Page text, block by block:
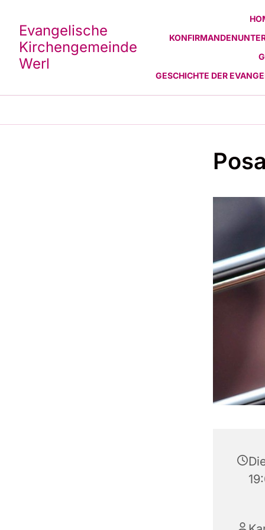
Evangelische
Kirchengemeinde
Werl
GESCHICHTE DER